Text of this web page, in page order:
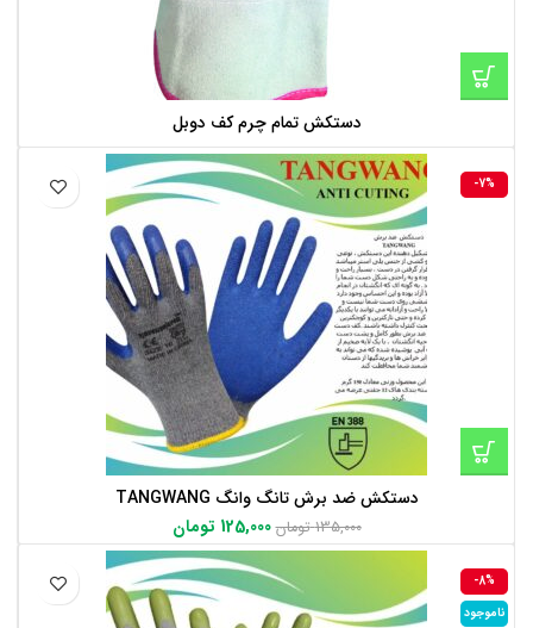
دستکش تمام چرم کف دوبل
-7%
دستکش ضد برش تانگ وانگ TANGWANG
135,000 تومان 125,000 تومان
-8%
ناموجود